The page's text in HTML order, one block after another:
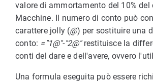
valore di ammortamento del 10% del
Macchine. Il numero di conto può
carattere jolly (@) per sostituire una
conto: ="1@"-"2@"restituisce la
conti del dare e dell'avere, ovvero
Una formula eseguita può essere